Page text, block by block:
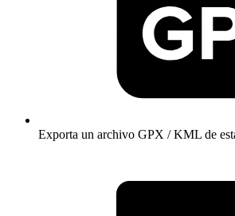
Exporta un archivo GPX / KML de